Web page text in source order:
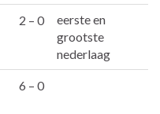
2 – 0
eerste en
grootste
nederlaag
6 – 0